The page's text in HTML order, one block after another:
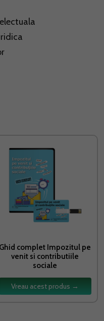
Ghid complet Impozitul pe
venit si contributiile
sociale
Vreau acest produs →